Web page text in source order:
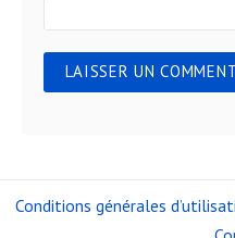
Conditions générales